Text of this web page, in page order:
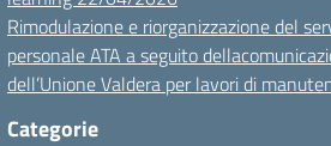
Rimodulazione e riorganizzazione del
personale ATA a seguito
dell’Unione Valdera per lavori di
Categorie